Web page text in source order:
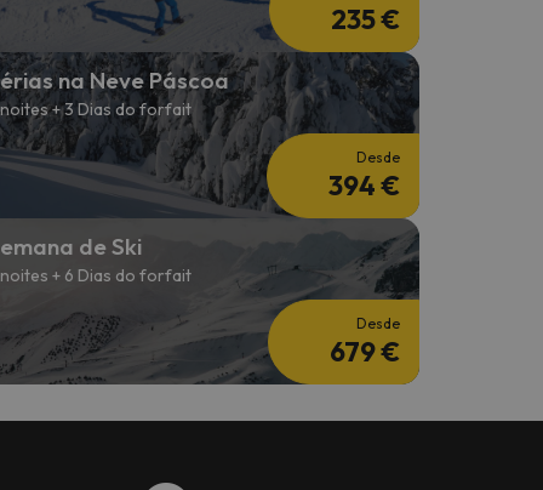
235 €
na Neve Páscoa
+ 3 Dias do forfait
Desde
394 €
de Ski
+ 6 Dias do forfait
Desde
679 €